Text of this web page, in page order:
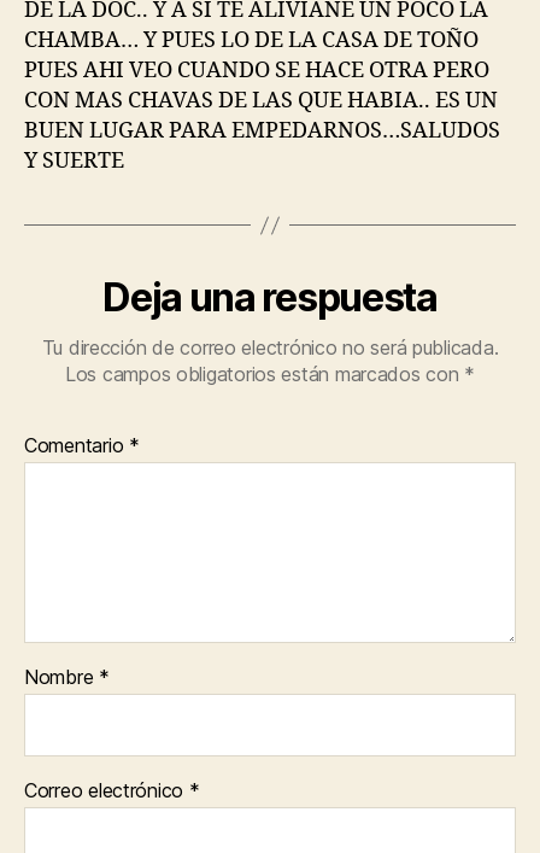
DE LA DOC.. Y A SI TE ALIVIANE UN POCO LA
CHAMBA… Y PUES LO DE LA CASA DE TOÑO
PUES AHI VEO CUANDO SE HACE OTRA PERO
CON MAS CHAVAS DE LAS QUE HABIA.. ES UN
BUEN LUGAR PARA EMPEDARNOS…SALUDOS
Y SUERTE
Deja una respuesta
Tu dirección de correo electrónico no será publicada.
Los campos obligatorios están marcados con *
Comentario *
Nombre *
Correo electrónico *